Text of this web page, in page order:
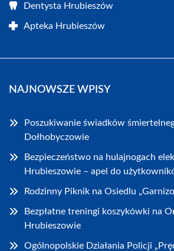
Dentysta Hrubieszów
Apteka Hrubieszów
NAJNOWSZE WPISY
Poszukiwanie świadków
Dołhobyczowie
Bezpieczeństwo na hulajnogach
Hrubieszowie – apel do
Rodzinny Piknik na Osiedlu
Bezpłatne treningi koszykówki na
Hrubieszowie
Ogólnopolskie Działania Policji